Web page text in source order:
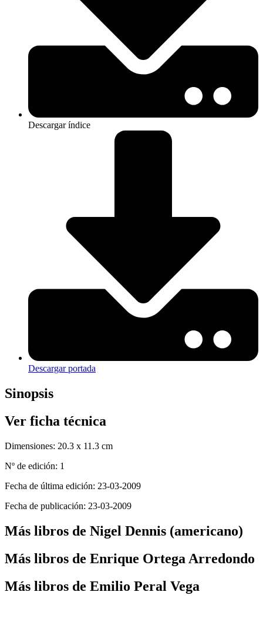
Descargar índice
Descargar portada
Sinopsis
Ver ficha técnica
Dimensiones: 20.3 x 11.3 cm
Nº de edición: 1
Fecha de última edición: 23-03-2009
Fecha de publicación: 23-03-2009
Más libros de Nigel Dennis (americano)
Más libros de Enrique Ortega Arredondo
Más libros de Emilio Peral Vega